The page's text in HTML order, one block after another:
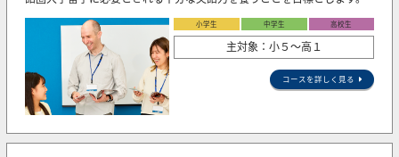
小学生 中学生 高校生
主対象：小５〜高１
コースを詳しく見る